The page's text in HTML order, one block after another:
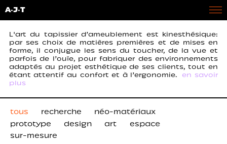
A·J·T
L'art du tapissier d’ameublement est kinesthésique:
par ses choix de matières premières et de mises en
forme, il conjugue les sens du toucher, de la vue et
parfois de l’ouïe, pour fabriquer des environnements
adaptés au projet esthétique de ses clients, tout en
étant attentif au confort et à l’ergonomie. en savoir
plus
Telle une interprète, Anaïs Jarnoux expérimente pour
décoder la partition des designers, des artistes ou des
la plus juste du projet. Des relations de travail au long
cours sont ainsi permises par l’attention portée à
tous recherche
néo-matériaux
prototype
design art
espace
sur-mesure